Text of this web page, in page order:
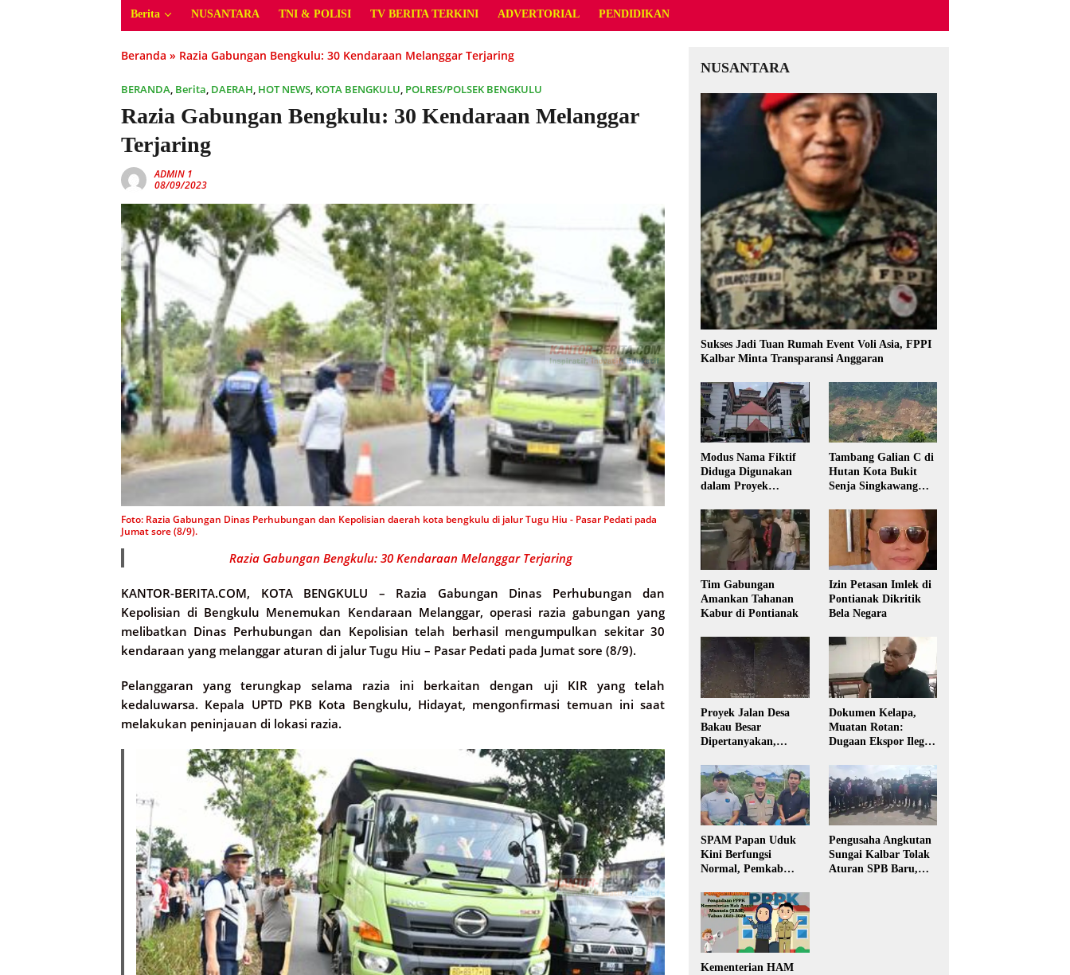
Berita NUSANTARA TNI & POLISI TV BERITA TERKINI ADVERTORIAL PENDIDIKAN
Beranda » Razia Gabungan Bengkulu: 30 Kendaraan Melanggar Terjaring
BERANDA, Berita, DAERAH, HOT NEWS, KOTA BENGKULU, POLRES/POLSEK BENGKULU
Razia Gabungan Bengkulu: 30 Kendaraan Melanggar
Terjaring
ADMIN 1
08/09/2023
Foto: Razia Gabungan Dinas Perhubungan dan Kepolisian daerah kota bengkulu di jalur Tugu Hiu - Pasar Pedati pada
Jumat sore (8/9).
Razia Gabungan Bengkulu: 30 Kendaraan Melanggar Terjaring
KANTOR-BERITA.COM, KOTA BENGKULU – Razia Gabungan Dinas Perhubungan dan
Kepolisian di Bengkulu Menemukan Kendaraan Melanggar, operasi razia gabungan yang
melibatkan Dinas Perhubungan dan Kepolisian telah berhasil mengumpulkan sekitar 30
kendaraan yang melanggar aturan di jalur Tugu Hiu – Pasar Pedati pada Jumat sore (8/9).
Pelanggaran yang terungkap selama razia ini berkaitan dengan uji KIR yang telah
kedaluwarsa. Kepala UPTD PKB Kota Bengkulu, Hidayat, mengonfirmasi temuan ini saat
melakukan peninjauan di lokasi razia.
NUSANTARA
Sukses Jadi Tuan Rumah Event Voli Asia, FPPI
Kalbar Minta Transparansi Anggaran
Modus Nama Fiktif
Diduga Digunakan
dalam Proyek
Tambang Galian C di
Hutan Kota Bukit
Senja Singkawang
Tim Gabungan
Amankan Tahanan
Kabur di Pontianak
Izin Petasan Imlek di
Pontianak Dikritik
Bela Negara
Proyek Jalan Desa
Bakau Besar
Dipertanyakan,
dan Transparansi
Pelaksanaan
Pembangunan
Dokumen Kelapa,
Muatan Rotan:
Dugaan Ekspor Ilegal
Publik Kalbar
SPAM Papan Uduk
Kini Berfungsi
Normal, Pemkab
Distribusi Air Bersih
Lancar ke Rumah
Warga
Pengusaha Angkutan
Sungai Kalbar Tolak
Aturan SPB Baru,
Kementerian HAM